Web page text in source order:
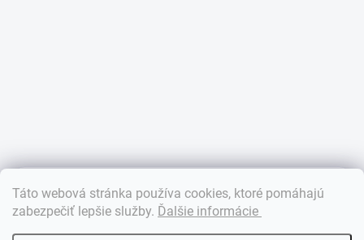
Táto webová stránka používa cookies, ktoré pomáhajú
zabezpečiť lepšie služby. Ďalšie informácie
Dobrý deň! 👋 Pomôžem vám nájsť správny diel. Napíšte mi.